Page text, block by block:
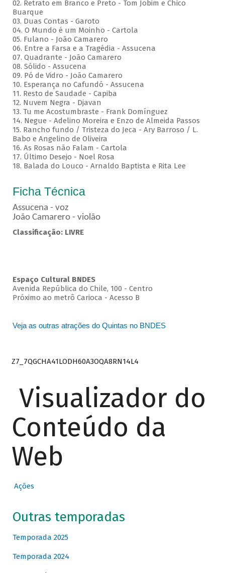
02. Retrato em Branco e Preto - Tom Jobim e Chico
Buarque
03. Duas Contas - Garoto
04. O Mundo é um Moinho - Cartola
05. Fulano - João Camarero
06. Entre a Farsa e a Tragédia - Assucena
07. Quadrante - João Camarero
08. Sólido - Assucena
09. Pó de Vidro - João Camarero
10. Esperança no Cafundó - Assucena
11. Resto de Saudade - Capiba
12. Nuvem Negra - Djavan
13. Tu me Acostumbraste - Frank Domínguez
14. Negue - Adelino Moreira e Enzo de Almeida Passos
15. Rancho fundo / Tristeza do Jeca - Ary Barroso / L.
Babo e Angelino de Oliveira
16. As Rosas não Falam - Cartola
17. Último Desejo - Noel Rosa
18. Balada do Louco - Arnaldo Baptista e Rita Lee
Ficha Técnica
Assucena - voz
João Camarero - violão
Classificação: LIVRE
Espaço Cultural BNDES
Avenida República do Chile, 100 - Centro
Próximo ao metrô Carioca - Acesso B
Veja as outras atrações do Quintas no BNDES
Z7_7QGCHA41LODH60A3OQA8RN14L4
Visualizador do
Conteúdo da
Web
Ações
Outras temporadas
Temporada 2025
Temporada 2024